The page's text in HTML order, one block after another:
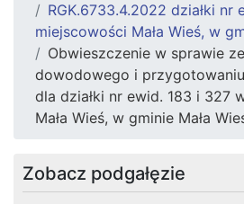
RGK.6733.4.2022 działki nr
miejscowości Mała Wieś, w
Obwieszczenie w sprawie
dowodowego i
dla działki nr ewid. 183 i 327
Mała Wieś, w gminie Mała
Zobacz podgałęzie